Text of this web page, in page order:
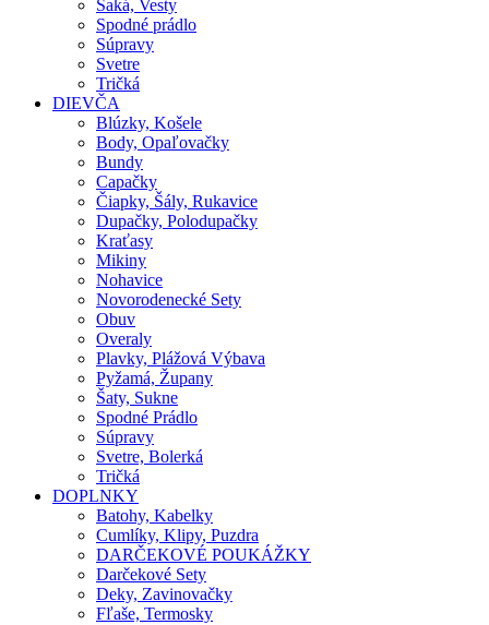
Saká, Vesty
Spodné prádlo
Súpravy
Svetre
Tričká
DIEVČA
Blúzky, Košele
Body, Opaľovačky
Bundy
Capačky
Čiapky, Šály, Rukavice
Dupačky, Polodupačky
Kraťasy
Mikiny
Nohavice
Novorodenecké Sety
Obuv
Overaly
Plavky, Plážová Výbava
Pyžamá, Župany
Šaty, Sukne
Spodné Prádlo
Súpravy
Svetre, Bolerká
Tričká
DOPLNKY
Batohy, Kabelky
Cumlíky, Klipy, Puzdra
DARČEKOVÉ POUKÁŽKY
Darčekové Sety
Deky, Zavinovačky
Fľaše, Termosky